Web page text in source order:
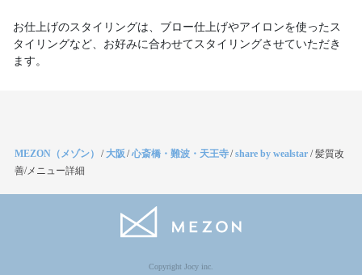
お仕上げのスタイリングは、ブロー仕上げやアイロンを使ったス
タイリングなど、お好みに合わせてスタイリングさせていただき
ます。
MEZON（メゾン） /大阪 /心斎橋・難波・天王寺/share by wealstar /髪質改
善/メニュー詳細
Copyright Jocy inc.